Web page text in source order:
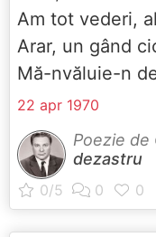
Am tot vederi,
Arar, un gând
Mă-nvăluie-n
22 apr 1970
Poezie de
dezastru